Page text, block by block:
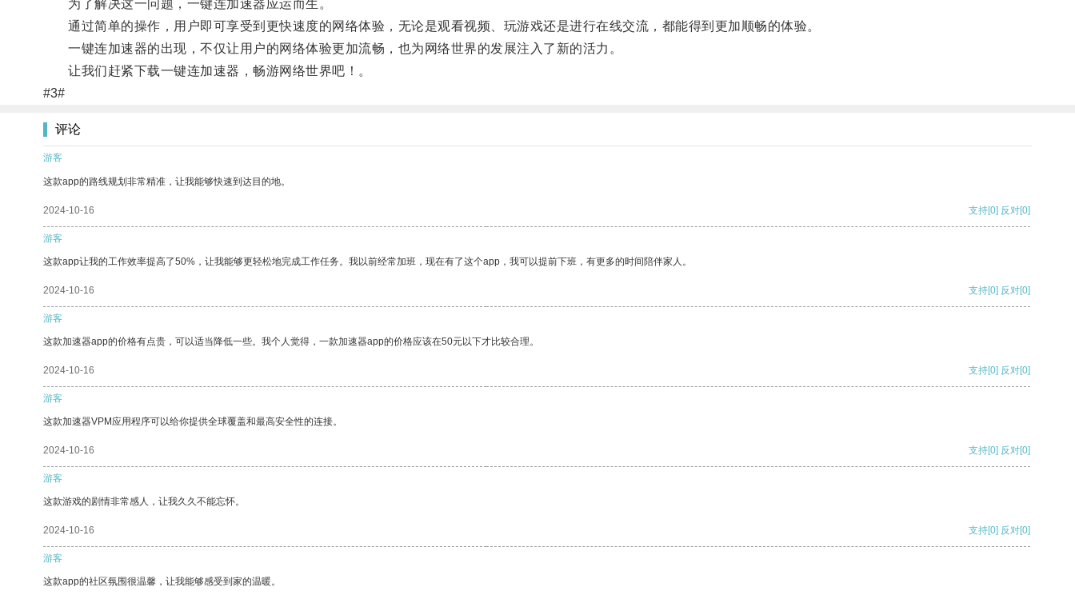
为了解决这一问题，一键连加速器应运而生。
通过简单的操作，用户即可享受到更快速度的网络体验，无论是观看视频、玩游戏还是进行在线交流，都能得到更加顺畅的体验。
一键连加速器的出现，不仅让用户的网络体验更加流畅，也为网络世界的发展注入了新的活力。
让我们赶紧下载一键连加速器，畅游网络世界吧！。
#3#
评论
游客
这款app的路线规划非常精准，让我能够快速到达目的地。
2024-10-16 支持[0] 反对[0]
游客
这款app让我的工作效率提高了50%，让我能够更轻松地完成工作任务。我以前经常加班，现在有了这个app，我可以提前下班，有更多的时间陪伴家人。
2024-10-16 支持[0] 反对[0]
游客
这款加速器app的价格有点贵，可以适当降低一些。我个人觉得，一款加速器app的价格应该在50元以下才比较合理。
2024-10-16 支持[0] 反对[0]
游客
这款加速器VPM应用程序可以给你提供全球覆盖和最高安全性的连接。
2024-10-16 支持[0] 反对[0]
游客
这款游戏的剧情非常感人，让我久久不能忘怀。
2024-10-16 支持[0] 反对[0]
游客
这款app的社区氛围很温馨，让我能够感受到家的温暖。